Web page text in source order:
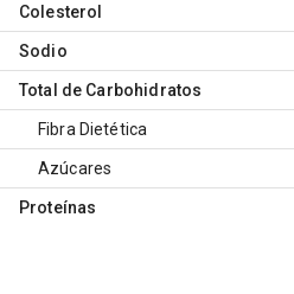
Colesterol
Sodio
Total de Carbohidratos
Fibra Dietética
Azúcares
Proteínas